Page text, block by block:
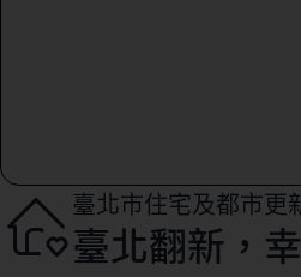
臺北市住宅及都市更
臺北翻新，